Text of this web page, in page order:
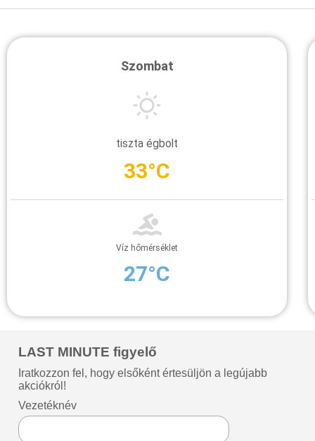
Szombat
tiszta égbolt
33°C
Víz hőmérséklet
27°C
LAST MINUTE figyelő
Iratkozzon fel, hogy elsőként értesüljön a legújabb
akciókról!
Vezetéknév